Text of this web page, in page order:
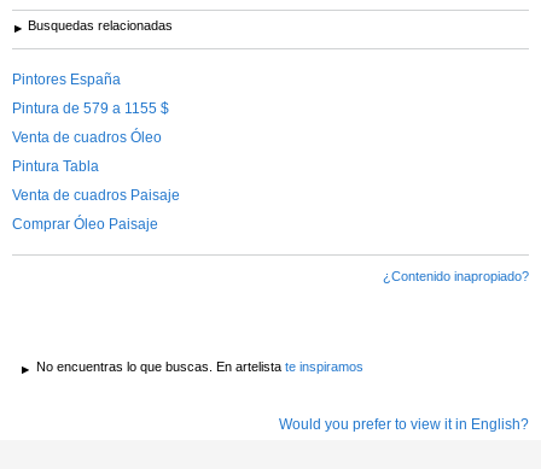
Busquedas relacionadas
Pintores España
Pintura de 579 a 1155 $
Venta de cuadros Óleo
Pintura Tabla
Venta de cuadros Paisaje
Comprar Óleo Paisaje
¿Contenido inapropiado?
No encuentras lo que buscas. En artelista te inspiramos
Would you prefer to view it in English?